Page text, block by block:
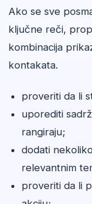
Ako se sve
ključne reči,
kombinacija
kontakata.
proveriti da li
uporediti
rangiraju;
dodati
relevantnim
proveriti da li